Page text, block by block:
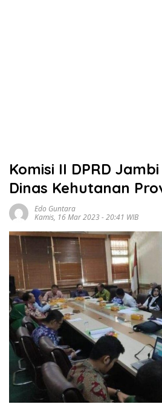
Komisi II DPRD
Dinas Kehutanan
Edo Guntara
Kamis, 16 Mar 2023 - 20:41 WIB